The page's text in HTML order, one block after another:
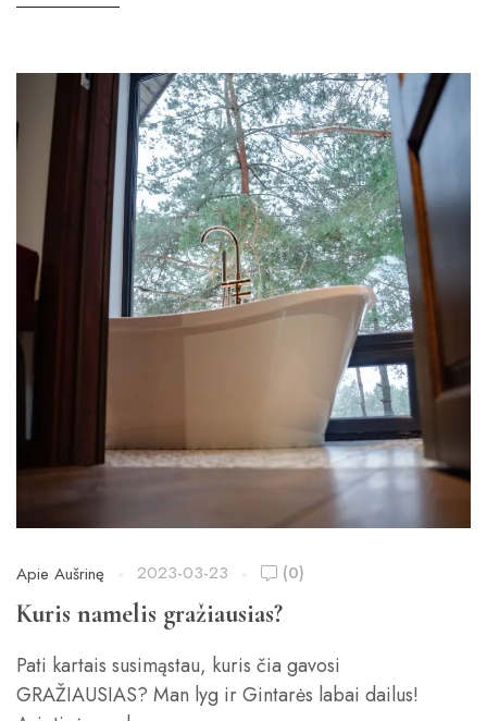
Apie Aušrinę 2023-03-23 (0)
Kuris namelis gražiausias?
Pati kartais susimąstau, kuris čia gavosi
GRAŽIAUSIAS? Man lyg ir Gintarės labai dailus!